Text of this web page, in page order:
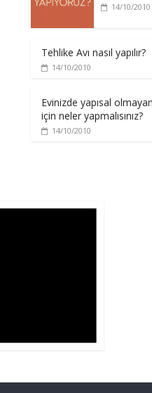
14/10/2010
Tehlike Avı nasıl yapılır?
14/10/2010
Evinizde yapısal
için neler yapmalısınız?
14/10/2010